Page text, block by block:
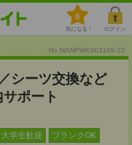
0
気になる！ ログイン
No.MANPWK903109-22
シーツ交換など
ポート
大学生歓迎 ブランクOK